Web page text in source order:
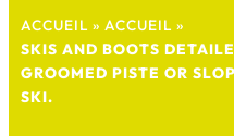
ACCUEIL » ACCUEIL »
SKIS AND BOOTS
GROOMED PISTE OR
SKI.